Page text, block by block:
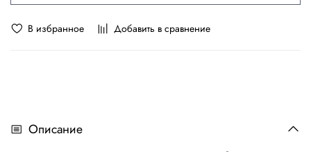
В избранное Добавить в сравнение
Описание